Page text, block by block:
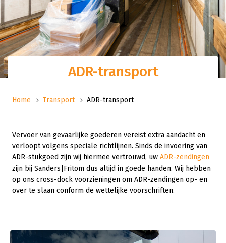
ADR-transport
Home Transport ADR-transport
Vervoer van gevaarlijke goederen vereist extra aandacht en
verloopt volgens speciale richtlijnen. Sinds de invoering van
ADR-stukgoed zijn wij hiermee vertrouwd, uw ADR-zendingen
zijn bij Sanders|Fritom dus altijd in goede handen. Wij hebben
op ons cross-dock voorzieningen om ADR-zendingen op- en
over te slaan conform de wettelijke voorschriften.